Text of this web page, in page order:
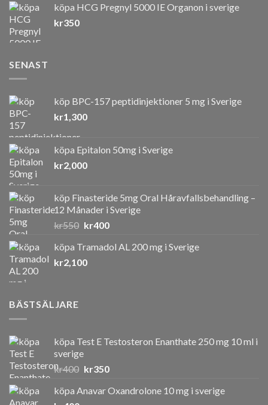
kr7,000
köpa HCG Pregnyl 5000 IE Organon i sverige
kr350
SENAST
köp BPC-157 peptidinjektioner 5 mg i Sverige
kr1,300
köpa Epitalon 50mg i Sverige
kr2,000
köp Finasteride 5mg Oral Håravfallsbehandling –
12 Månader i Sverige
kr550 Det
priset
var:
kr400Det
priset
köpa Tramadol AL 200 mg i Sverige
kr2,100
BÄSTSÄLJARE
köpa Test E Testosteron Enanthate 250 mg 10 ml i
sverige
kr400 Det
priset
kr350Det
priset
köpa Anavar Oxandrolone 10 mg i sverige